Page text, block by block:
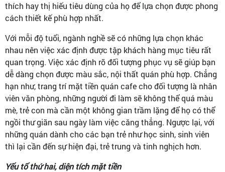
thích hay thị hiếu tiêu dùng của họ để lựa chọn được phong
cách thiết kế phù hợp nhất.
Với mỗi độ tuổi, ngành nghề sẽ có những lựa chọn khác
nhau nên việc xác định được tập khách hàng mục tiêu rất
quan trọng. Việc xác định rõ đối tượng phục vụ sẽ giúp bạn
dễ dàng chọn được màu sắc, nội thất quán phù hợp. Chẳng
hạn như, trang trí mặt tiền quán cafe cho đối tượng là nhân
viên văn phòng, những người đi làm sẽ không thể quá màu
mè, trẻ con mà cần một không gian trầm lặng để họ có thể
ngồi thư giãn sau ngày làm việc căng thẳng. Ngược lại, với
những quán dành cho các bạn trẻ như học sinh, sinh viên
thì lại cần đến sự hiện đại, trẻ trung và tinh nghịch hơn.
Yếu tố thứ hai, diện tích mặt tiền